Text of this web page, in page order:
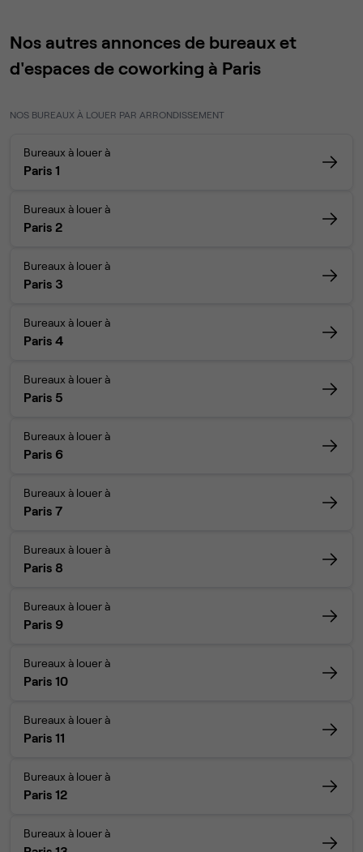
Nos autres annonces de bureaux et
d'espaces de coworking à Paris
NOS BUREAUX À LOUER PAR ARRONDISSEMENT
Bureaux à louer à
Paris 1
Bureaux à louer à
Paris 2
Bureaux à louer à
Paris 3
Bureaux à louer à
Paris 4
Bureaux à louer à
Paris 5
Bureaux à louer à
Paris 6
Bureaux à louer à
Paris 7
Bureaux à louer à
Paris 8
Bureaux à louer à
Paris 9
Bureaux à louer à
Paris 10
Bureaux à louer à
Paris 11
Bureaux à louer à
Paris 12
Bureaux à louer à